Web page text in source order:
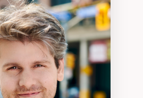
critique des environnements
des étudiant.e.s
transdisciplinaire des
socioaffectives et
des langues secondes et
pragmatique
de recherche qualitative